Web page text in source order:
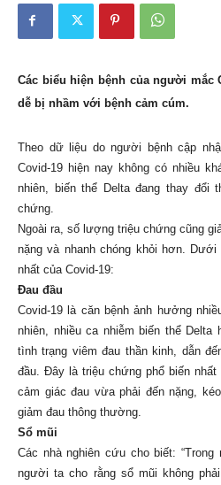
Khoáng
sản
Việt
Nam
Các biểu hiện bệnh của người mắc
dễ bị nhầm với bệnh cảm cúm.
Theo dữ liệu do người bệnh cập
Covid-19 hiện nay không có nhiều
nhiên, biến thể Delta đang thay đổi
chứng.
Ngoài ra, số lượng triệu chứng cũng
nặng và nhanh chóng khỏi hơn.
nhất của Covid-19:
Đau đầu
Covid-19 là căn bệnh ảnh hưởng
nhiên, nhiều ca nhiễm biến thể Delta
tình trạng viêm đau thần kinh, dẫn
đầu. Đây là triệu chứng phổ biến
cảm giác đau vừa phải đến nặng,
giảm đau thông thường.
Sổ mũi
Các nhà nghiên cứu cho biết:
người ta cho rằng sổ mũi không